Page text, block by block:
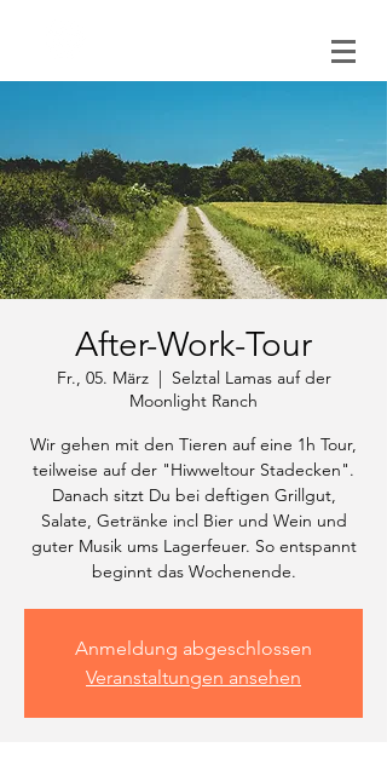
After-Work-Tour
Fr., 05. März
  |
Selztal Lamas auf der
Moonlight Ranch
Wir gehen mit den Tieren auf eine 1h Tour,
teilweise auf der "Hiwweltour Stadecken".
Danach sitzt Du bei deftigen Grillgut,
Salate, Getränke incl Bier und Wein und
guter Musik ums Lagerfeuer. So entspannt
beginnt das Wochenende.
Anmeldung abgeschlossen
Veranstaltungen ansehen